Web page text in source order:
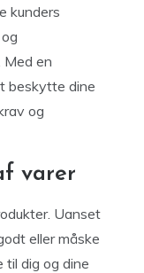
kunders
Med en
beskytte dine
og
varer
Uanset
eller måske
til dig og dine